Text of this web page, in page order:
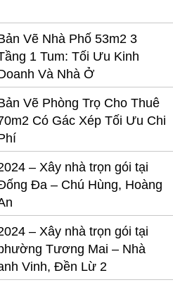
Vẽ Nhà Phố 53m2 3
1 Tum: Tối Ưu Kinh
Và Nhà Ở
Vẽ Phòng Trọ Cho Thuê
Có Gác Xép Tối Ưu Chi
– Xây nhà trọn gói tại
Đa – Chú Hùng, Hoàng
– Xây nhà trọn gói tại
Tương Mai – Nhà
Vinh, Đền Lừ 2